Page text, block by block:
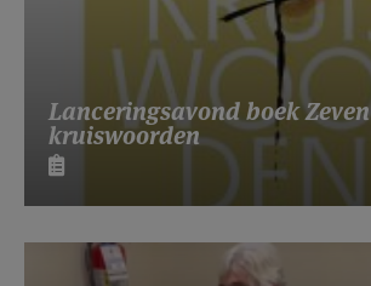
Lanceringsavond boek Zeven
kruiswoorden